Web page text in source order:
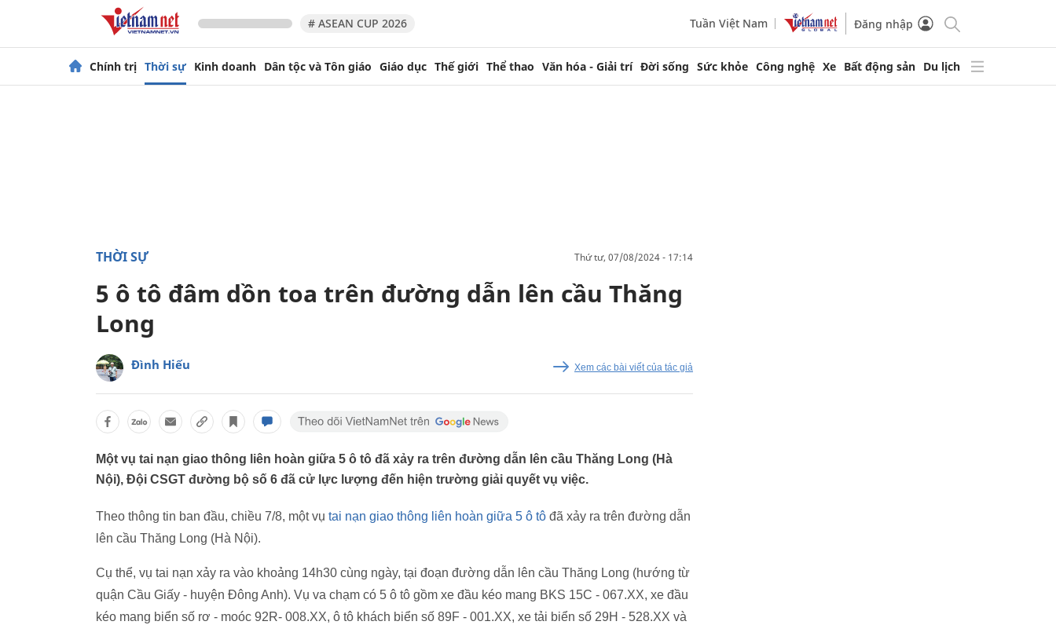
# ASEAN CUP 2026 Tuần Việt Nam Đăng nhập
Chính trị Thời sự Kinh doanh Dân tộc và Tôn giáo Giáo dục Thế giới Thể thao Văn hóa - Giải trí Đời sống Sức khỏe Công nghệ Xe Bất động sản Du lịch
THỜI SỰ thứ tư, 07/08/2024 - 17:14
5 ô tô đâm dồn toa trên đường dẫn lên cầu Thăng
Long
Đình Hiếu Xem các bài viết của tác giả
Một vụ tai nạn giao thông liên hoàn giữa 5 ô tô đã xảy ra trên đường dẫn lên cầu Thăng Long (Hà
Nội), Đội CSGT đường bộ số 6 đã cử lực lượng đến hiện trường giải quyết vụ việc.
Theo thông tin ban đầu, chiều 7/8, một vụ tai nạn giao thông liên hoàn giữa 5 ô tô đã xảy ra trên đường dẫn
lên cầu Thăng Long (Hà Nội).
Cụ thể, vụ tai nạn xảy ra vào khoảng 14h30 cùng ngày, tại đoạn đường dẫn lên cầu Thăng Long (hướng từ
quận Cầu Giấy - huyện Đông Anh). Vụ va chạm có 5 ô tô gồm xe đầu kéo mang BKS 15C - 067.XX, xe đầu
kéo mang biển số rơ - moóc 92R- 008.XX, ô tô khách biển số 89F - 001.XX, xe tải biển số 29H - 528.XX và